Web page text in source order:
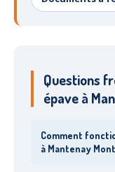
Questions
épave à
Comment
à Mantenay